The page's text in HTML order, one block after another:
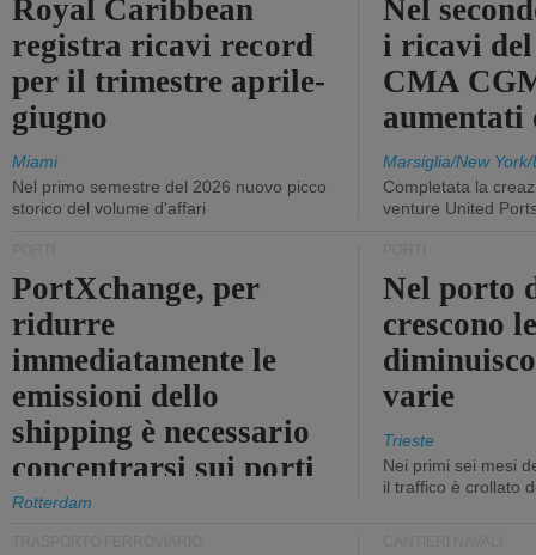
Royal Caribbean
registra ricavi record
per il trimestre aprile-
giugno
Miami
Nel primo semestre del 2026 nuovo picco
storico del volume d'affari
Nel
i ricavi
CMA
aumentati
Marsiglia/New
Completata la
venture United
PortXchange, per
ridurre
immediatamente le
emissioni dello
shipping è necessario
concentrarsi sui porti
Rotterdam
Nel porto
crescono
varie
Trieste
Nei primi sei mesi
il traffico è crollato